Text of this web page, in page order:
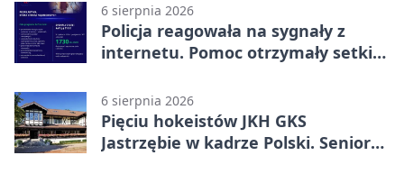
6 sierpnia 2026
Policja reagowała na sygnały z
internetu. Pomoc otrzymały setki
6 sierpnia 2026
Pięciu hokeistów JKH GKS
Jastrzębie w kadrze Polski. Seniorzy